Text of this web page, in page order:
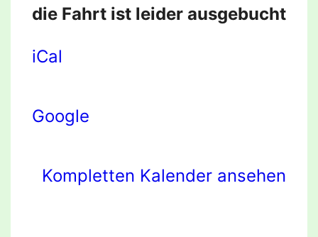
die Fahrt ist leider ausgebucht
iCal
Google
Kompletten Kalender ansehen